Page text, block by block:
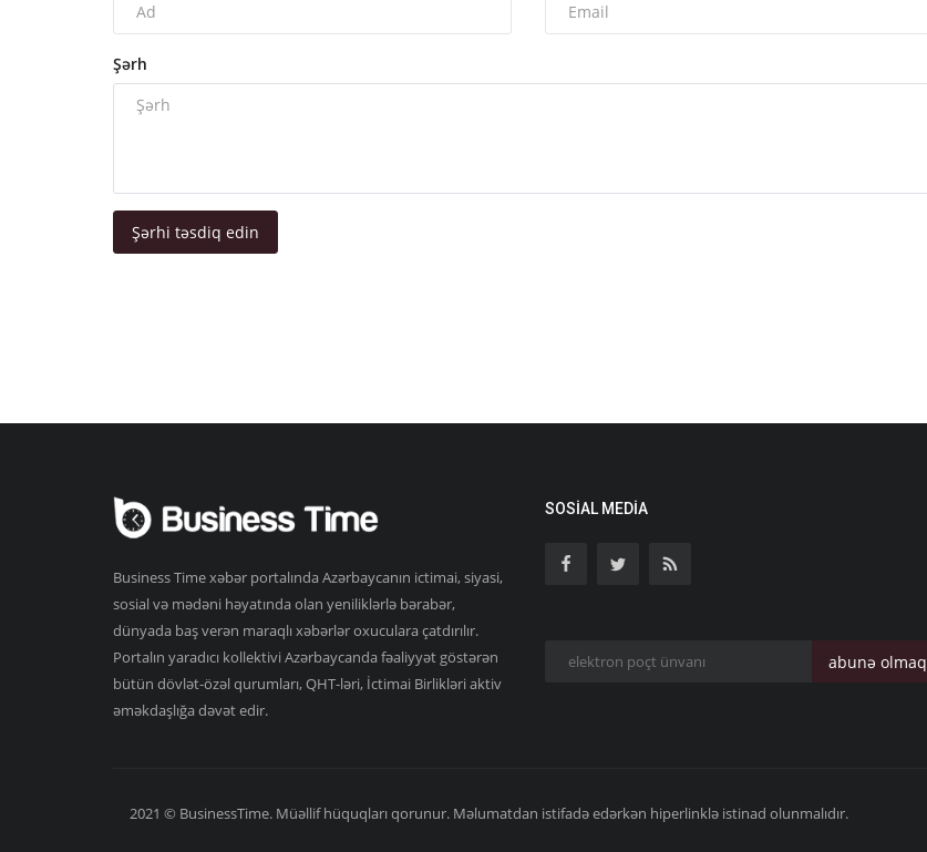
Şərh
Şərhi təsdiq edin
Business Time xəbər portalında Azərbaycanın ictimai, siyasi,
sosial və mədəni həyatında olan yeniliklərlə bərabər,
dünyada baş verən maraqlı xəbərlər oxuculara çatdırılır.
Portalın yaradıcı kollektivi Azərbaycanda fəaliyyət göstərən
bütün dövlət-özəl qurumları, QHT-ləri, İctimai Birlikləri aktiv
əməkdaşlığa dəvət edir.
SOSIAL MEDIA
abunə olmaq
2021 © BusinessTime. Müəllif hüquqları qorunur. Məlumatdan istifadə edərkən hiperlinklə istinad olunmalıdır.